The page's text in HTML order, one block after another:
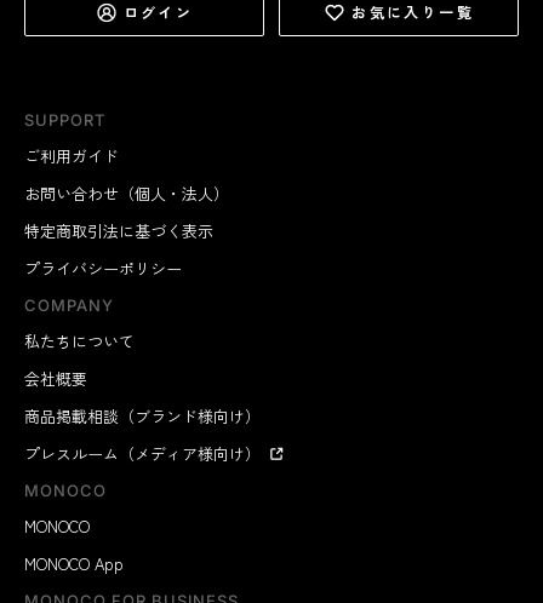
SUPPORT
ご利用ガイド
お問い合わせ（個人・法人）
特定商取引法に基づく表示
プライバシーポリシー
COMPANY
私たちについて
会社概要
商品掲載相談（ブランド様向け）
プレスルーム（メディア様向け）
MONOCO
MONOCO
MONOCO App
ログイン お気に入り一覧